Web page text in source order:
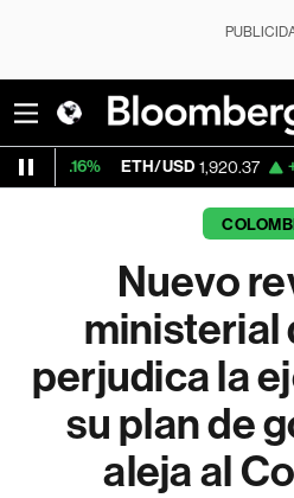
ETH/USD 1,920.37 +0.07% Visa
Nuevo
ministerial
perjudica la
su plan de
aleja al